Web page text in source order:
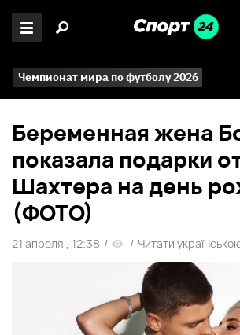
Чемпионат мира по футболу 2026
Беременная жена
показала подарки
Шахтера на день
(ФОТО)
21 апреля , 12:38 / / Читати